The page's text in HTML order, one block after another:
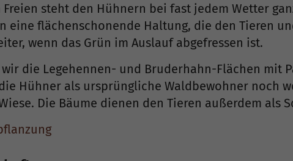
steht den Hühnern bei fast jedem Wetter
eine flächenschonende Haltung, die den Tieren
wenn das Grün im Auslauf abgefressen ist.
die Legehennen- und Bruderhahn-Flächen mit
Hühner als ursprüngliche Waldbewohner noch
Die Bäume dienen den Tieren außerdem als